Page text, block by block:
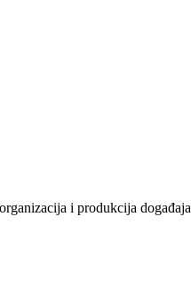
organizacija i produkcija događaja